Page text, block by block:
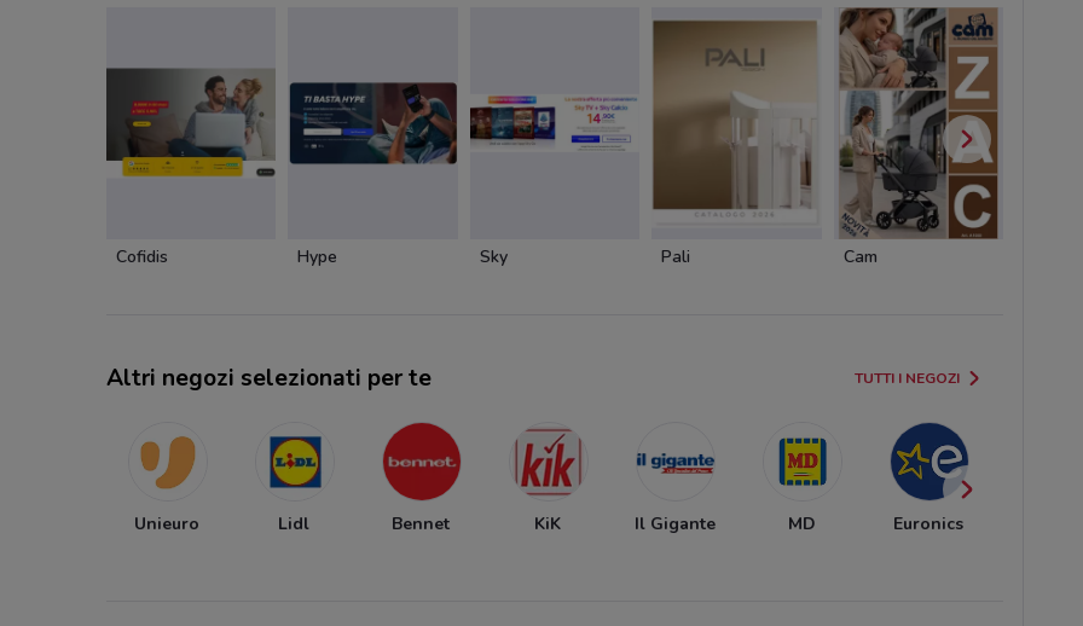
Cofidis Hype Sky Pali Cam
Altri negozi selezionati per te TUTTI I NEGOZI
Unieuro Lidl Bennet KiK Il Gigante MD Euronics